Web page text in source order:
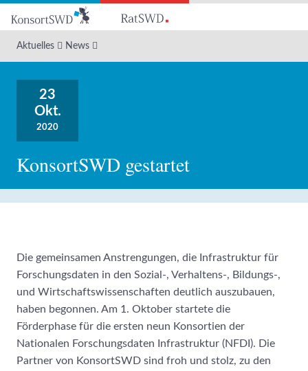
Hauptinhalt
Aktuelles News
23
Okt.
2020
KonsortSWD gestartet
Die gemeinsamen Anstrengungen, die Infrastruktur für
Forschungsdaten in den Sozial-, Verhaltens-, Bildungs-,
und Wirtschaftswissenschaften deutlich auszubauen,
haben begonnen. Am 1. Oktober startete die
Förderphase für die ersten neun Konsortien der
Nationalen Forschungsdaten Infrastruktur (NFDI). Die
Partner von KonsortSWD sind froh und stolz, zu den